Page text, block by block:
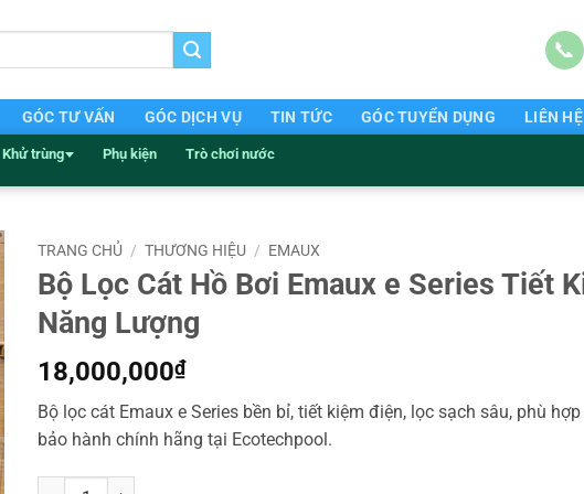
📞
GÓC TƯ VẤN GÓC DỊCH VỤ TIN TỨC GÓC TUYỂN DỤNG LIÊN HỆ
Khử trùng Phụ kiện Trò chơi nước
TRANG CHỦ / THƯƠNG HIỆU / EMAUX
Bộ Lọc Cát Hồ Bơi Emaux e Series Tiết
Năng Lượng
18,000,000₫
Bộ lọc cát Emaux e Series bền bỉ, tiết kiệm điện, lọc sạch sâu, phù
bảo hành chính hãng tại Ecotechpool.
Bộ Lọc Cát Hồ Bơi Emaux e Series Tiết Kiệm Năng Lượng số lượng